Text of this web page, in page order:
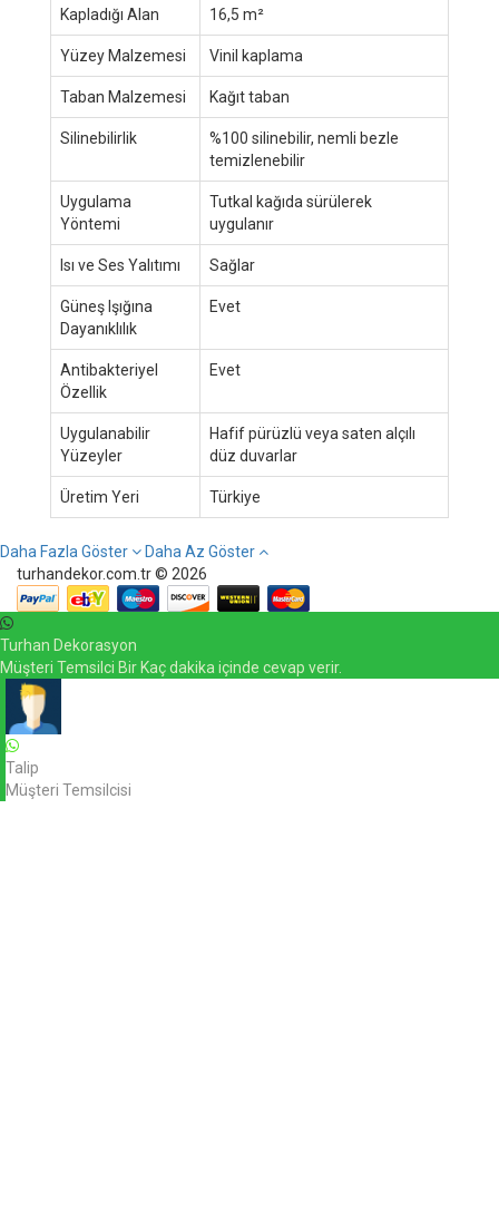
Kapladığı Alan 16,5 m²
Yüzey Malzemesi Vinil kaplama
Taban Malzemesi Kağıt taban
Silinebilirlik
%100 silinebilir, nemli bezle
temizlenebilir
Uygulama
Yöntemi
Tutkal kağıda sürülerek
uygulanır
Isı ve Ses Yalıtımı Sağlar
Güneş Işığına
Dayanıklılık
Evet
Antibakteriyel
Özellik
Evet
Uygulanabilir
Yüzeyler
Hafif pürüzlü veya saten alçılı
düz duvarlar
Üretim Yeri Türkiye
Daha Fazla Göster
Daha Az Göster
turhandekor.com.tr © 2026
Turhan Dekorasyon
Müşteri Temsilci Bir Kaç dakika içinde cevap verir.
Talip
Müşteri Temsilcisi